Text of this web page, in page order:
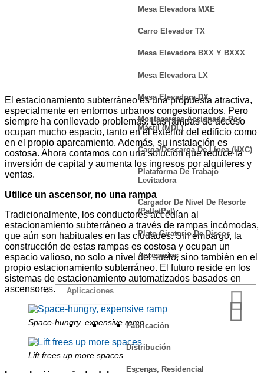
Mesa Elevadora MXE
Carro Elevador TX
Mesa Elevadora BXX Y BXXX
Mesa Elevadora LX
Mesa Elevadora DX
Montacargas Accionado Por
Mástil (MDL)
Carga/Descarga De Línea (UXC)
Plataforma De Trabajo
Levitadora
Cargador De Nivel De Resorte
(PalletPal)
Plato Giratorio De Discos
Accesorios
Aplicaciones
Fabricación
Distribución
Escenas, Residencial
El estacionamiento subterráneo es una propuesta atractiva,
especialmente en entornos urbanos congestionados. Pero
siempre ha conllevado problemas. Las rampas de acceso
ocupan mucho espacio, tanto en el exterior del edificio como
en el propio aparcamiento. Además, su instalación es
costosa. Ahora contamos con una solución que reduce la
inversión de capital y aumenta los ingresos por alquileres y
ventas.
Utilice un ascensor, no una rampa
Tradicionalmente, los conductores accedían al
estacionamiento subterráneo a través de rampas incómodas,
que aún son habituales en las ciudades. Sin embargo, la
construcción de estas rampas es costosa y ocupan un
espacio valioso, no solo a nivel del suelo, sino también en el
propio estacionamiento subterráneo. El futuro reside en los
sistemas de estacionamiento automatizados basados en
ascensores.
Space-hungry, expensive ramp
Lift frees up more spaces